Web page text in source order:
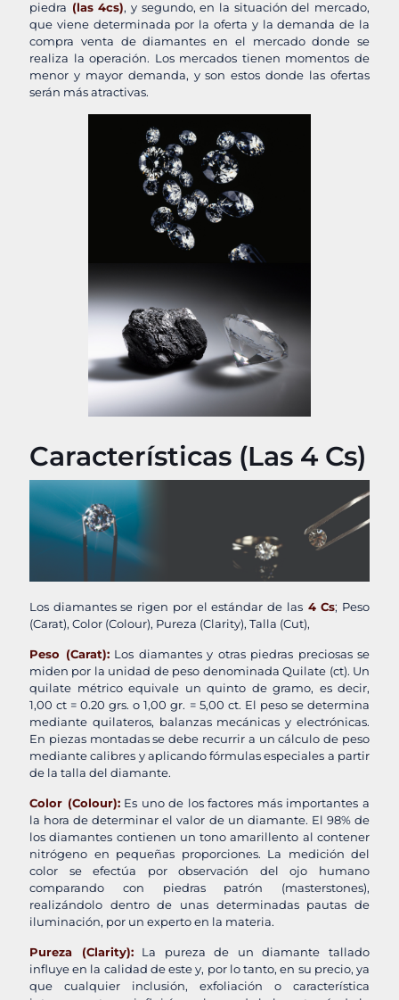
piedra (las 4cs), y segundo, en la situación del mercado,
que viene determinada por la oferta y la demanda de la
compra venta de diamantes en el mercado donde se
realiza la operación. Los mercados tienen momentos de
menor y mayor demanda, y son estos donde las ofertas
serán más atractivas.
Características (Las 4 Cs)
Los diamantes se rigen por el estándar de las4 Cs; Peso
(Carat), Color (Colour), Pureza (Clarity), Talla (Cut),
Peso (Carat):Los diamantes y otras piedras preciosas se
miden por la unidad de peso denominada Quilate (ct). Un
quilate métrico equivale un quinto de gramo, es decir,
1,00 ct = 0.20 grs. o 1,00 gr. = 5,00 ct. El peso se determina
mediante quilateros, balanzas mecánicas y electrónicas.
En piezas montadas se debe recurrir a un cálculo de peso
mediante calibres y aplicando fórmulas especiales a partir
de la talla del diamante.
Color (Colour):Es uno de los factores más importantes a
la hora de determinar el valor de un diamante. El 98% de
los diamantes contienen un tono amarillento al contener
nitrógeno en pequeñas proporciones. La medición del
color se efectúa por observación del ojo humano
comparando con piedras patrón (masterstones),
realizándolo dentro de unas determinadas pautas de
iluminación, por un experto en la materia.
Pureza (Clarity):La pureza de un diamante tallado
influye en la calidad de este y, por lo tanto, en su precio, ya
que cualquier inclusión, exfoliación o característica